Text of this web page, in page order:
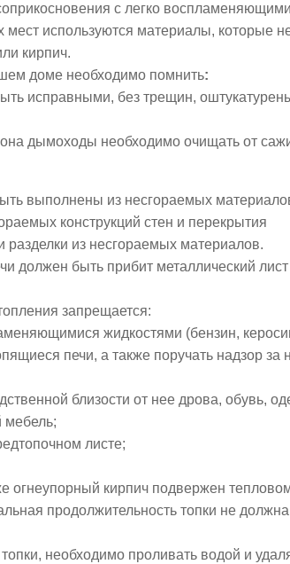
с легко
мест используются материалы, которые
кирпич.
доме необходимо помнить:
исправными, без трещин,
дымоходы необходимо очищать от
выполнены из несгораемых
конструкций стен и перекрытия
разделки из несгораемых материалов.
должен быть прибит металлический
запрещается:
жидкостями (бензин,
печи, а также поручать надзор за
близости от нее дрова, обувь,
мебель;
листе;
огнеупорный кирпич подвержен
продолжительность топки не
необходимо проливать водой и